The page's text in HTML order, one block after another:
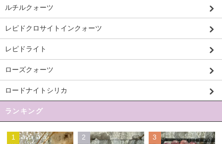
ルチルクォーツ
レピドクロサイトインクォーツ
レピドライト
ローズクォーツ
ロードナイトシリカ
ランキング
1 2 3